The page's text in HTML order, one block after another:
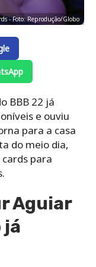
- Foto: Reprodução/Globo
BBB 22 já
e ouviu
para a casa
do meio dia,
para
Aguiar
já